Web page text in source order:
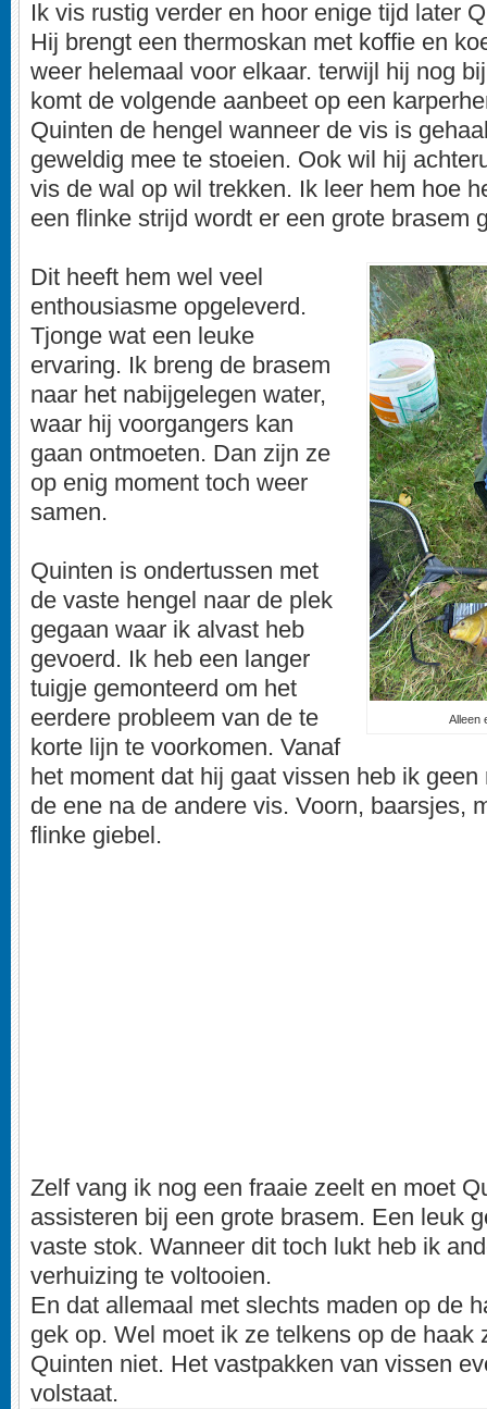
Ik vis rustig verder en hoor enige tijd later
Hij brengt een thermoskan met koffie en
weer helemaal voor elkaar. terwijl hij nog
komt de volgende aanbeet op een
Quinten de hengel wanneer de vis is
geweldig mee te stoeien. Ook wil hij
vis de wal op wil trekken. Ik leer hem hoe
een flinke strijd wordt er een grote brasem
Alleen
Dit heeft hem wel veel
enthousiasme opgeleverd.
Tjonge wat een leuke
ervaring. Ik breng de brasem
naar het nabijgelegen water,
waar hij voorgangers kan
gaan ontmoeten. Dan zijn ze
op enig moment toch weer
samen.
Quinten is ondertussen met
de vaste hengel naar de plek
gegaan waar ik alvast heb
gevoerd. Ik heb een langer
tuigje gemonteerd om het
eerdere probleem van de te
korte lijn te voorkomen. Vanaf
het moment dat hij gaat vissen heb ik
de ene na de andere vis. Voorn, baarsjes,
flinke giebel.
Zelf vang ik nog een fraaie zeelt en moet
assisteren bij een grote brasem. Een leuk
vaste stok. Wanneer dit toch lukt heb ik
verhuizing te voltooien.
En dat allemaal met slechts maden op de
gek op. Wel moet ik ze telkens op de haak
Quinten niet. Het vastpakken van vissen
volstaat.